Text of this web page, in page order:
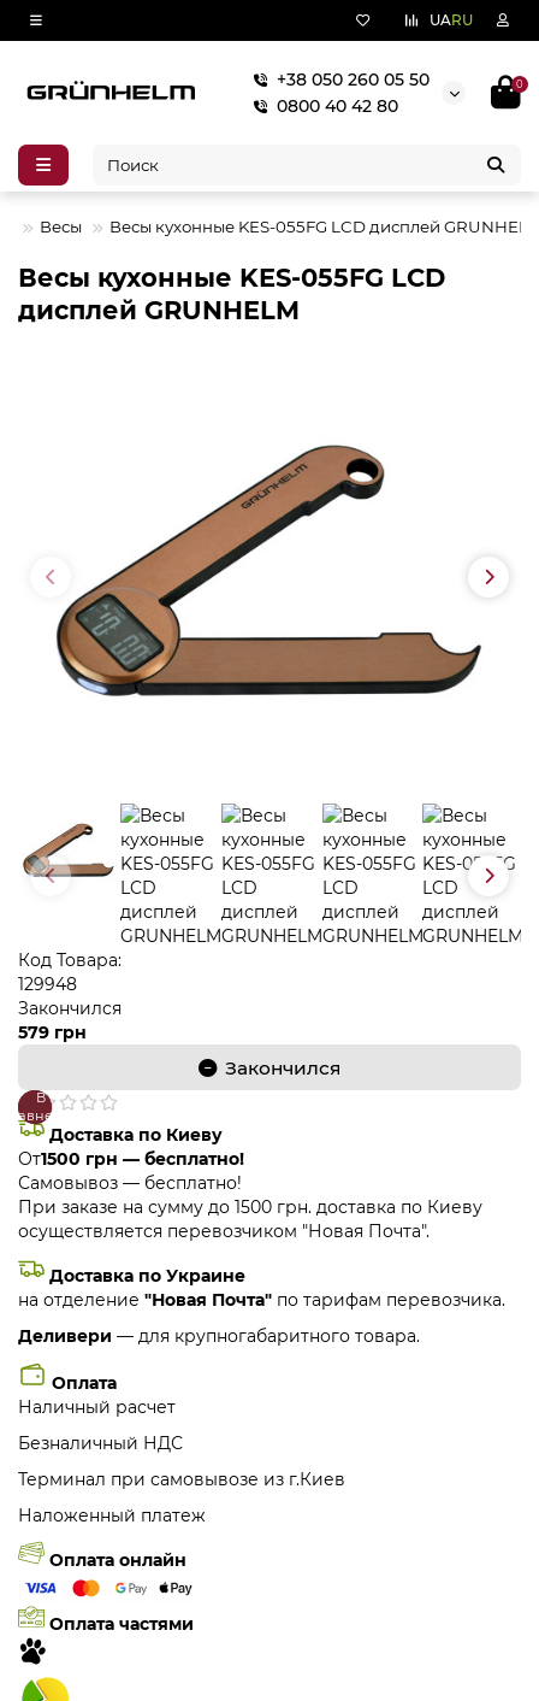
UARU
+38 050 260 05 50
0800 40 42 80
0
Весы Весы кухонные KES-055FG LCD дисплей
Весы кухонные KES-055FG LCD
дисплей GRUNHELM
Код Товара:
129948
Закончился
579 грн
Закончился
В
закладки
В
сравнение
Доставка по Киеву
От1500 грн — бесплатно!
Самовывоз — бесплатно!
При заказе на сумму до 1500 грн. доставка по Киеву
осуществляется перевозчиком "Новая Почта".
Доставка по Украине
на отделение "Новая Почта" по тарифам перевозчика.
Деливери — для крупногабаритного товара.
Оплата
Наличный расчет
Безналичный НДС
Терминал при самовывозе из г.Киев
Наложенный платеж
Оплата онлайн
Оплата частями